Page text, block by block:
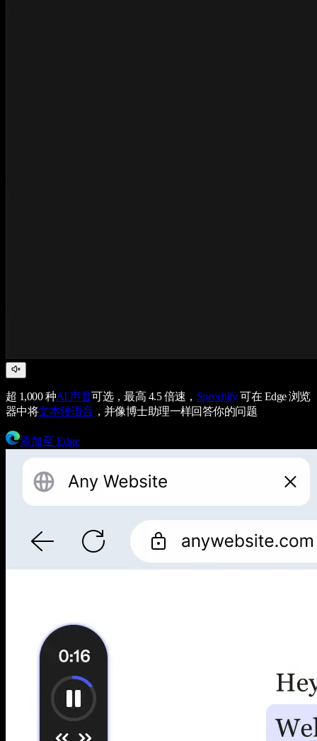
超 1,000 种AI 声音可选，最高 4.5 倍速， Speechify可在 Edge 浏览
器中将文本转语音，并像博士助理一样回答你的问题
添加至 Edge